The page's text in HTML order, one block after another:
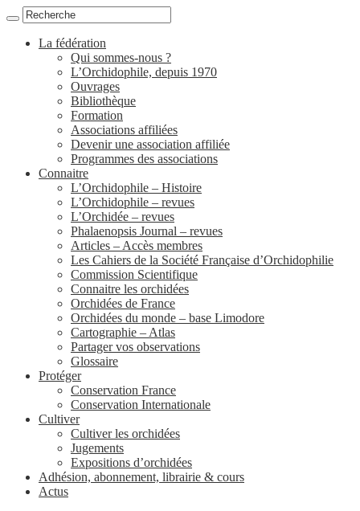
La fédération
Qui sommes-nous ?
L’Orchidophile, depuis 1970
Ouvrages
Bibliothèque
Formation
Associations affiliées
Devenir une association affiliée
Programmes des associations
Connaitre
L’Orchidophile – Histoire
L’Orchidophile – revues
L’Orchidée – revues
Phalaenopsis Journal – revues
Articles – Accès membres
Les Cahiers de la Société Française d’Orchidophilie
Commission Scientifique
Connaitre les orchidées
Orchidées de France
Orchidées du monde – base Limodore
Cartographie – Atlas
Partager vos observations
Glossaire
Protéger
Conservation France
Conservation Internationale
Cultiver
Cultiver les orchidées
Jugements
Expositions d’orchidées
Adhésion, abonnement, librairie & cours
Actus